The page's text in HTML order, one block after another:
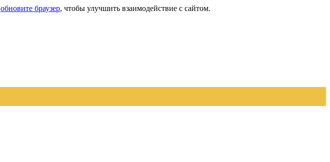
обновите браузер, чтобы улучшить взаимодействие с сайтом.